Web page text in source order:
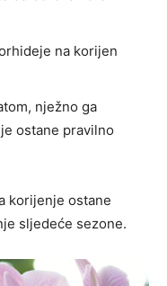
na korijen
nježno ga
ostane pravilno
korijenje ostane
sljedeće sezone.